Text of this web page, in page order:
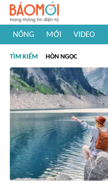
NÓNG MỚI VIDEO
#Khám phá Việt Nam
TÌM KIẾM HÒN NGỌC